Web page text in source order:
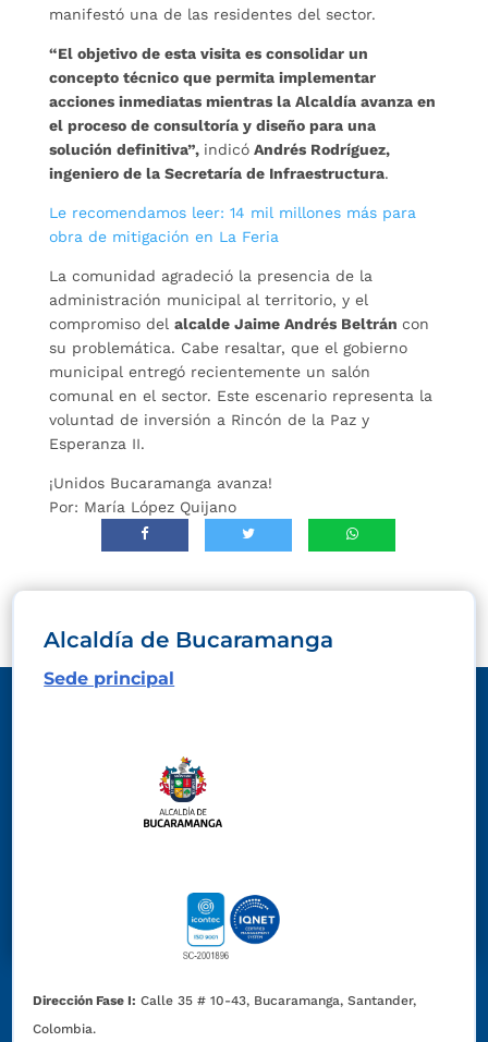
manifestó una de las residentes del sector.
“El objetivo de esta visita es consolidar un
concepto técnico que permita implementar
acciones inmediatas mientras la Alcaldía avanza en
el proceso de consultoría y diseño para una
solución definitiva”, indicóAndrés Rodríguez,
ingeniero de la Secretaría de Infraestructura.
Le recomendamos leer: 14 mil millones más para
obra de mitigación en La Feria
La comunidad agradeció la presencia de la
administración municipal al territorio, y el
compromiso del alcalde Jaime Andrés Beltrán con
su problemática. Cabe resaltar, que el gobierno
municipal entregó recientemente un salón
comunal en el sector. Este escenario representa la
voluntad de inversión a Rincón de la Paz y
Esperanza II.
¡Unidos Bucaramanga avanza!
Por: María López Quijano
Alcaldía de Bucaramanga
Sede principal
Dirección Fase I: Calle 35 # 10-43, Bucaramanga, Santander,
Colombia.